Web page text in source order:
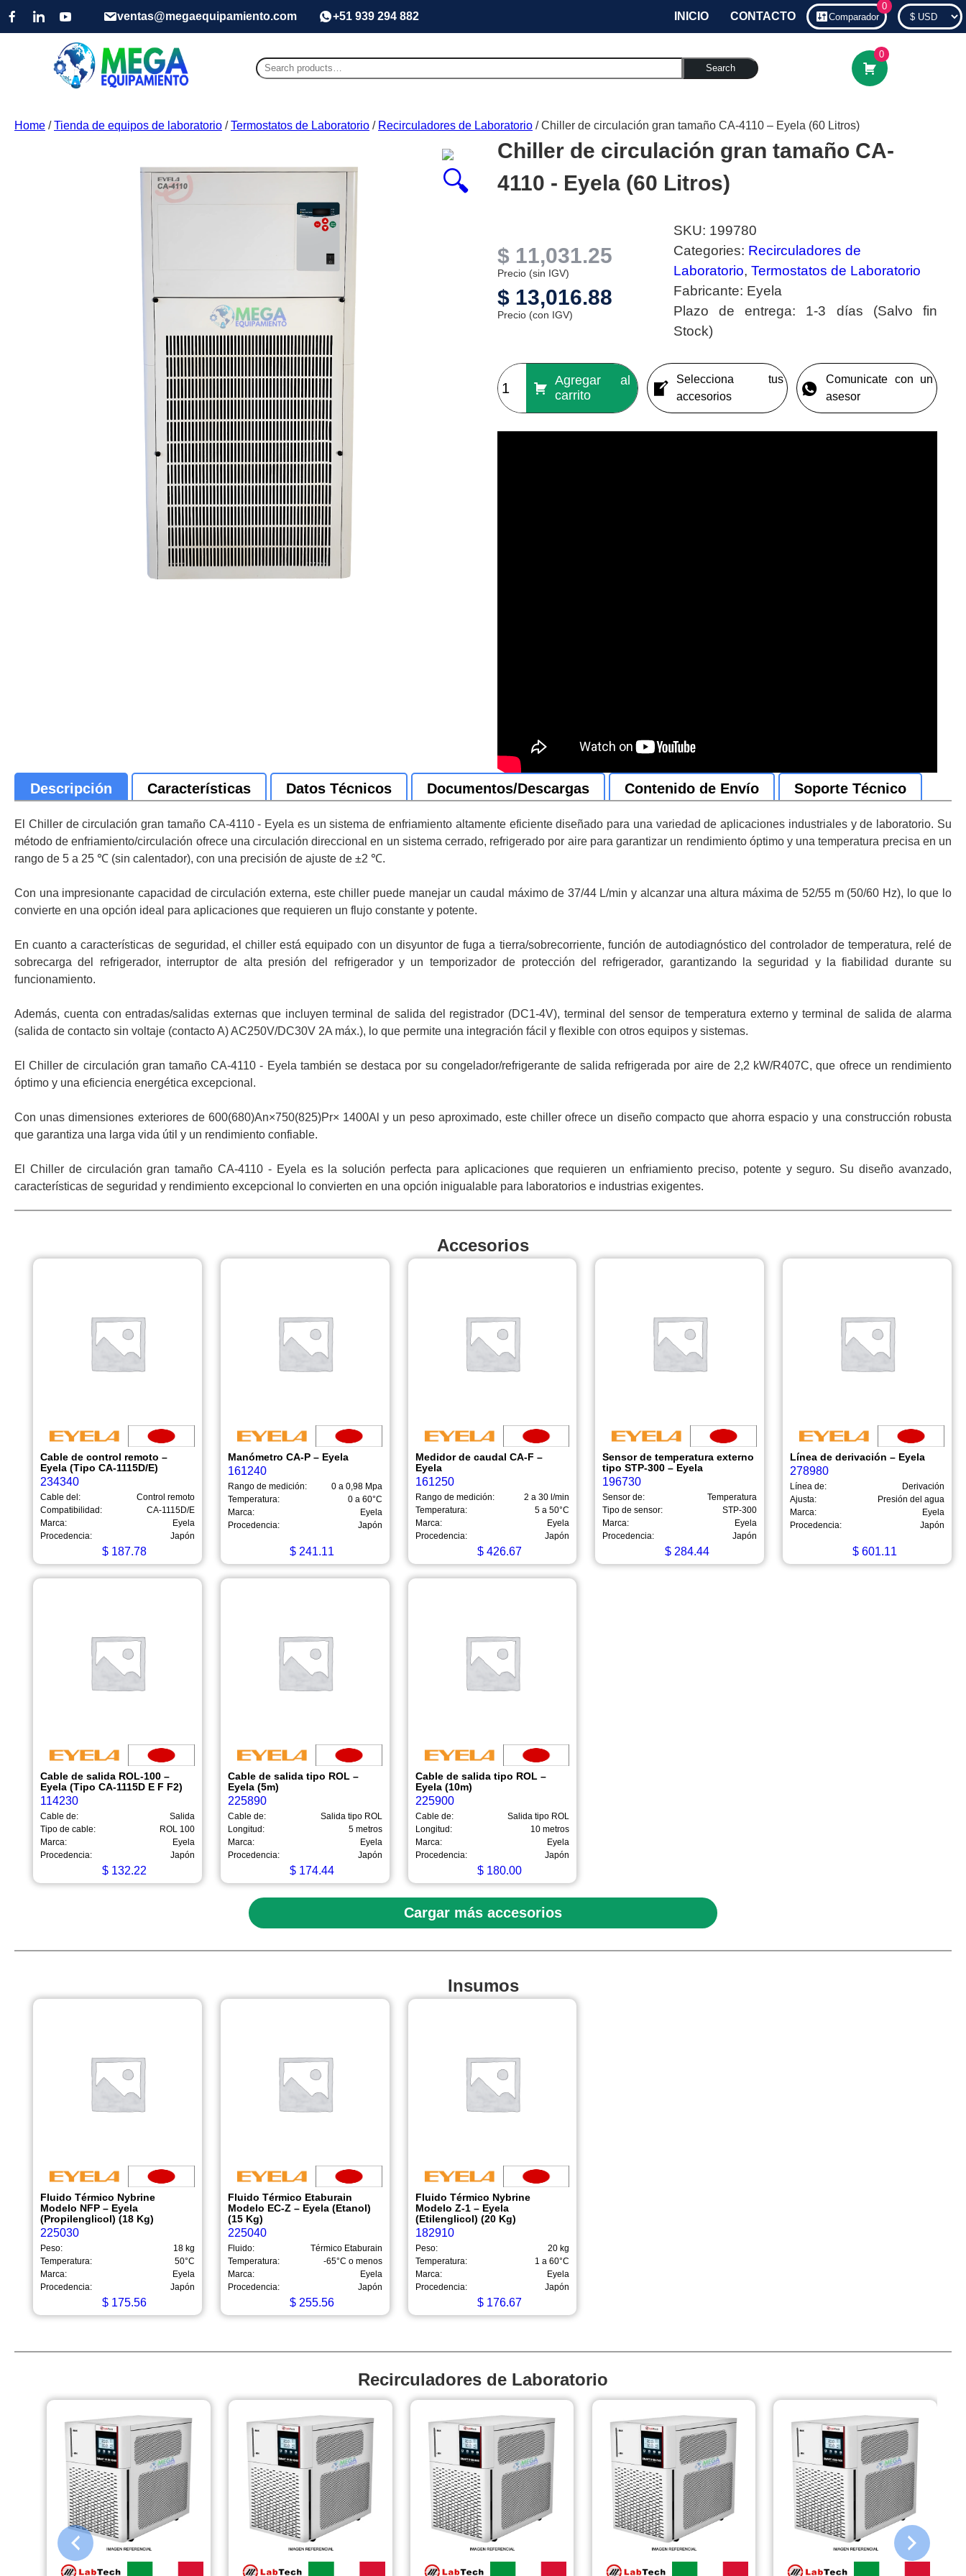
ventas@megaequipamiento.com +51 939 294 882 INICIO CONTACTO
0
Comparador
Search
for:
Search
0
Home /Tienda de equipos de laboratorio /Termostatos de Laboratorio / Recirculadores de Laboratorio / Chiller de circulación gran tamaño CA-4110 – Eyela (60 Litros)
Chiller de circulación gran tamaño CA-
4110 - Eyela (60 Litros)
$ 11,031.25
Precio (sin IGV)
$ 13,016.88
Precio (con IGV)
SKU: 199780
Categories: Recirculadores de
Laboratorio, Termostatos de Laboratorio
Fabricante: Eyela
Plazo de entrega: 1-3 días (Salvo fin
Stock)
Agregar al
carrito
Selecciona tus
accesorios
Comunicate con un
asesor
Descripción Características Datos Técnicos Documentos/Descargas Contenido de Envío Soporte Técnico
El Chiller de circulación gran tamaño CA-4110 - Eyela es un sistema de enfriamiento altamente eficiente diseñado para una variedad de aplicaciones industriales y de laboratorio. Su
método de enfriamiento/circulación ofrece una circulación direccional en un sistema cerrado, refrigerado por aire para garantizar un rendimiento óptimo y una temperatura precisa en un
rango de 5 a 25 ℃ (sin calentador), con una precisión de ajuste de ±2 ℃.
Con una impresionante capacidad de circulación externa, este chiller puede manejar un caudal máximo de 37/44 L/min y alcanzar una altura máxima de 52/55 m (50/60 Hz), lo que lo
convierte en una opción ideal para aplicaciones que requieren un flujo constante y potente.
En cuanto a características de seguridad, el chiller está equipado con un disyuntor de fuga a tierra/sobrecorriente, función de autodiagnóstico del controlador de temperatura, relé de
sobrecarga del refrigerador, interruptor de alta presión del refrigerador y un temporizador de protección del refrigerador, garantizando la seguridad y la fiabilidad durante su
funcionamiento.
Además, cuenta con entradas/salidas externas que incluyen terminal de salida del registrador (DC1-4V), terminal del sensor de temperatura externo y terminal de salida de alarma
(salida de contacto sin voltaje (contacto A) AC250V/DC30V 2A máx.), lo que permite una integración fácil y flexible con otros equipos y sistemas.
El Chiller de circulación gran tamaño CA-4110 - Eyela también se destaca por su congelador/refrigerante de salida refrigerada por aire de 2,2 kW/R407C, que ofrece un rendimiento
óptimo y una eficiencia energética excepcional.
Con unas dimensiones exteriores de 600(680)An×750(825)Pr× 1400Al y un peso aproximado, este chiller ofrece un diseño compacto que ahorra espacio y una construcción robusta
que garantiza una larga vida útil y un rendimiento confiable.
El Chiller de circulación gran tamaño CA-4110 - Eyela es la solución perfecta para aplicaciones que requieren un enfriamiento preciso, potente y seguro. Su diseño avanzado,
características de seguridad y rendimiento excepcional lo convierten en una opción inigualable para laboratorios e industrias exigentes.
Accesorios
Cable de control remoto –
Eyela (Tipo CA-1115D/E)
234340
Cable del:
Control remoto
Compatibilidad:
CA-1115D/E
Marca:
Eyela
Procedencia:
Japón
$ 187.78
Manómetro CA-P – Eyela
161240
Rango de medición:
0 a 0,98 Mpa
Temperatura:
0 a 60°C
Marca:
Eyela
Procedencia:
Japón
$ 241.11
Medidor de caudal CA-F –
Eyela
161250
Rango de medición:
2 a 30 l/min
Temperatura:
5 a 50°C
Marca:
Eyela
Procedencia:
Japón
$ 426.67
Sensor de temperatura externo
tipo STP-300 – Eyela
196730
Sensor de:
Temperatura
Tipo de sensor:
STP-300
Marca:
Eyela
Procedencia:
Japón
$284.44
Línea de derivación – Eyela
278980
Línea de:
Derivación
Ajusta:
Presión del agua
Marca:
Eyela
Procedencia:
Japón
$601.11
Cable de salida ROL-100 –
Eyela (Tipo CA-1115D E F F2)
114230
Cable de:
Salida
Tipo de cable:
ROL 100
Marca:
Eyela
Procedencia:
Japón
$ 132.22
Cable de salida tipo ROL –
Eyela (5m)
225890
Cable de:
Salida tipo ROL
Longitud:
5 metros
Marca:
Eyela
Procedencia:
Japón
$ 174.44
Cable de salida tipo ROL –
Eyela (10m)
225900
Cable de:
Salida tipo ROL
Longitud:
10 metros
Marca:
Eyela
Procedencia:
Japón
$ 180.00
Cargar más accesorios
Insumos
Fluido Térmico Nybrine
Modelo NFP – Eyela
(Propilenglicol) (18 Kg)
225030
Peso:
18 kg
Temperatura:
50°C
Marca:
Eyela
Procedencia:
Japón
$ 175.56
Fluido Térmico Etaburain
Modelo EC-Z – Eyela (Etanol)
(15 Kg)
225040
Fluido:
Térmico Etaburain
Temperatura:
-65°C o menos
Marca:
Eyela
Procedencia:
Japón
$ 255.56
Fluido Térmico Nybrine
Modelo Z-1 – Eyela
(Etilenglicol) (20 Kg)
182910
Peso:
20 kg
Temperatura:
1 a 60°C
Marca:
Eyela
Procedencia:
Japón
$ 176.67
Recirculadores de Laboratorio